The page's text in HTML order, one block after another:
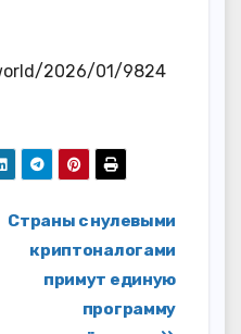
2026/01/9824
Страны с нулевыми
криптоналогами
примут единую
программу